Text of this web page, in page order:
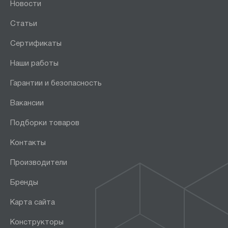
Новости
Статьи
Сертификаты
Наши работы
Гарантии и безопасность
Вакансии
Подборки товаров
Контакты
Производители
Бренды
Карта сайта
Конструкторы